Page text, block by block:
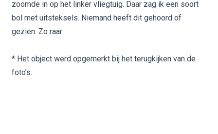
zoomde in op het linker vliegtuig. Daar zag ik een soort
bol met uitsteksels. Niemand heeft dit gehoord of
gezien. Zo raar
* Het object werd opgemerkt bij het terugkijken van de
foto’s.